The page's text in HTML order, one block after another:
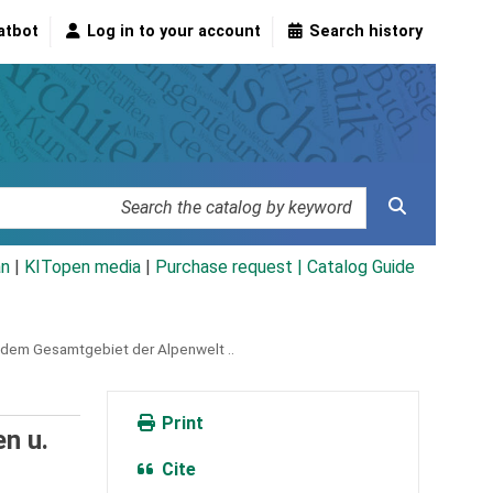
Log in to your account Search history
KITopen media Purchase request | Catalog Guide
Gesamtgebiet der Alpenwelt ..
u.
Print
Cite